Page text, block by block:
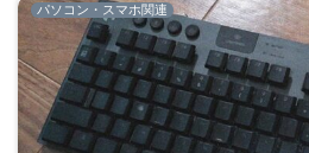
パソコン・スマホ関連